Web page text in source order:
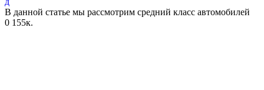
В данной статье мы рассмотрим средний класс автомобилей
0 155к.